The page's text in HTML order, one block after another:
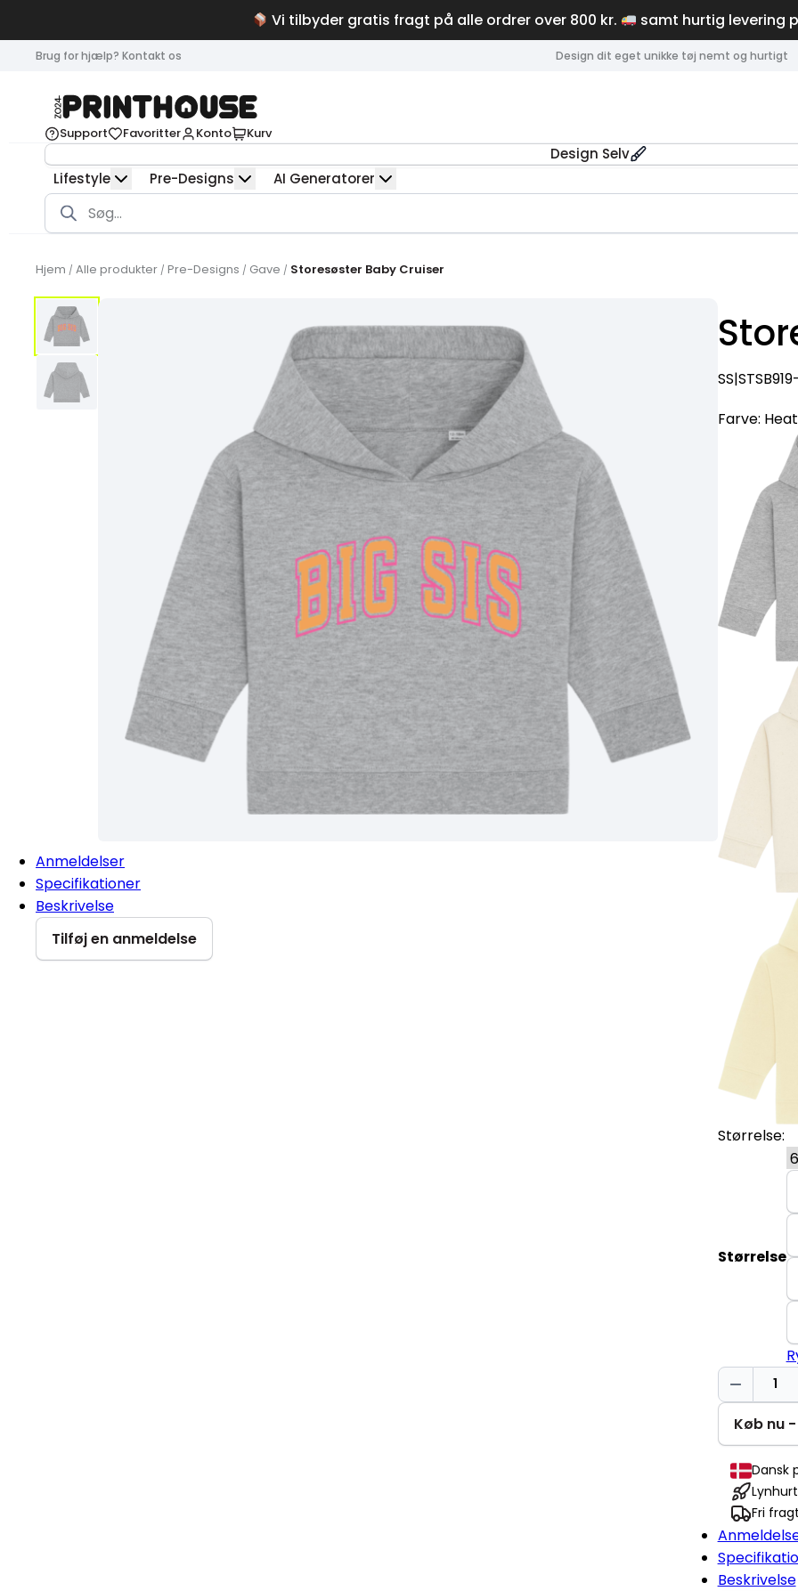
Vi tilbyder gratis fragt på alle ordrer over 800 kr. samt hurtig levering
Brug for hjælp? Kontakt os Design dit eget unikke tøj nemt og hurtigt
Support Favoritter Konto Kurv
Design Selv
Lifestyle
Pre-Designs AI Generatorer
Products
search
Hjem / Alle produkter / Pre-Designs / Gave / Storesøster Baby Cruiser
Anmeldelser
Specifikationer
Beskrivelse
Tilføj en anmeldelse
Farve:
Størrelse:
Størrelse
Baby
Cruiser
antal
Køb nu
Dansk
Fri
Beskrivelse